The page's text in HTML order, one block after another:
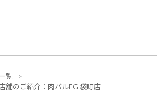
覧
舗のご紹介：肉バルEG 袋町店